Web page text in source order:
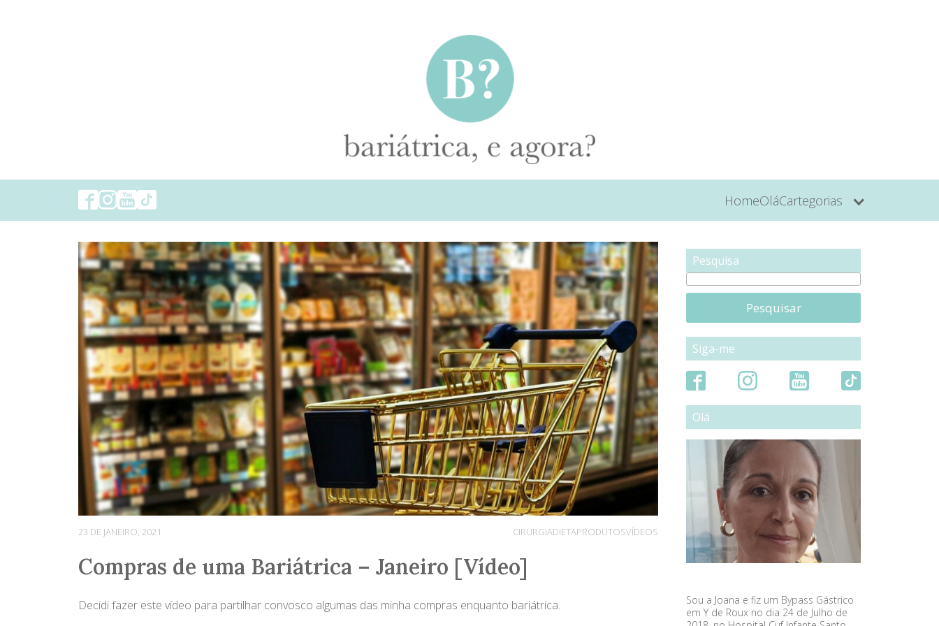
HomeOláCartegorias
23 DE JANEIRO, 2021 CIRURGIADIETAPRODUTOSVÍDEOS
Compras de uma Bariátrica – Janeiro [Vídeo]
Decidi fazer este vídeo para partilhar convosco algumas das minha compras enquanto bariátrica.
Pesquisa
Pesquisar
Siga-me
Olá
Sou a Joana e fiz um Bypass Gástrico
em Y de Roux no dia 24 de Julho de